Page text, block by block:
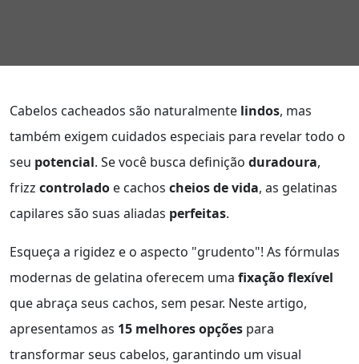
Cabelos cacheados são naturalmente lindos, mas
também exigem cuidados especiais para revelar todo o
seu potencial. Se você busca definição duradoura,
frizz controlado e cachos cheios de vida, as gelatinas
capilares são suas aliadas perfeitas.
Esqueça a rigidez e o aspecto "grudento"! As fórmulas
modernas de gelatina oferecem uma fixação flexível
que abraça seus cachos, sem pesar. Neste artigo,
apresentamos as 15 melhores opções para
transformar seus cabelos, garantindo um visual